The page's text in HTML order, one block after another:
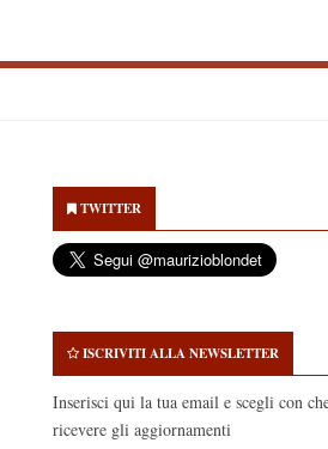
Sidebar
TWITTER
ISCRIVITI ALLA NEWSLETTER
Inserisci qui la tua email e scegli con
ricevere gli aggiornamenti